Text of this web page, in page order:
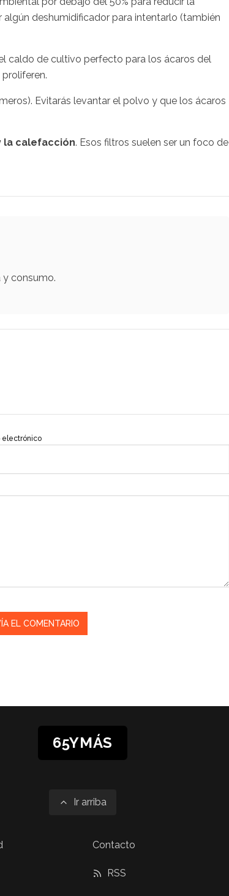
deshumidificador para intentarlo (también
caldo de cultivo perfecto para los ácaros del
Evitarás levantar el polvo y que los ácaros
la calefacción. Esos filtros suelen ser un foco de
y consumo.
electrónico
65YMÁS
Ir arriba
Contacto
RSS